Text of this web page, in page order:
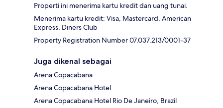
Properti ini menerima kartu kredit dan uang tunai.
Menerima kartu kredit: Visa, Mastercard, American
Express, Diners Club
Property Registration Number 07.037.213/0001-37
Juga dikenal sebagai
Arena Copacabana
Arena Copacabana Hotel
Arena Copacabana Hotel Rio De Janeiro, Brazil